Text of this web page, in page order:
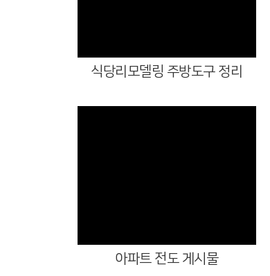
식당리모델링 주방도구 정리
아파트 전도 게시물